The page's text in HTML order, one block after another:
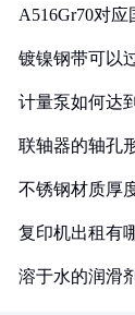
A516Gr70对
镀镍钢带可以
计量泵如何达
联轴器的轴孔
不锈钢材质厚
复印机出租有
溶于水的润滑